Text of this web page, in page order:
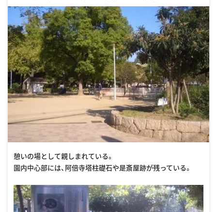
tml#13
憩いの場として親しまれている。
園内中心部には、阿倍寺塔柱礎石や是斎屋跡が残っている。